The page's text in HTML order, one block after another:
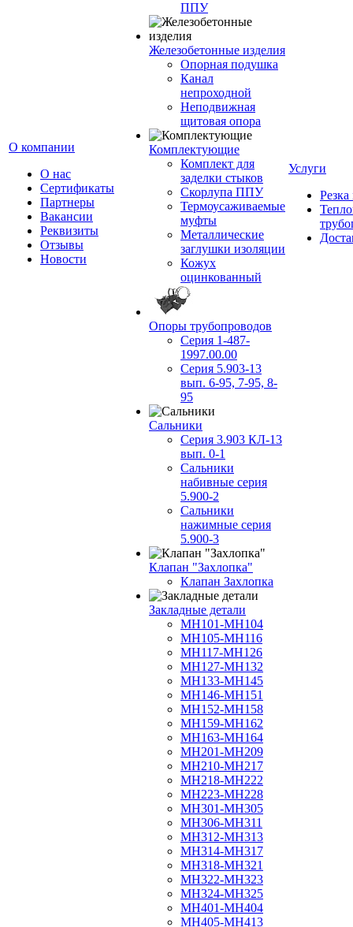
О компании
О нас
Сертификаты
Партнеры
Вакансии
Реквизиты
Отзывы
Новости
ППУ
Железобетонные изделия
Опорная подушка
Канал
непроходной
Неподвижная
щитовая опора
Комплектующие
Комплект для
заделки стыков
Скорлупа ППУ
Термоусаживаемые
муфты
Металлические
заглушки изоляции
Кожух
оцинкованный
Опоры трубопроводов
Серия 1-487-
1997.00.00
Серия 5.903-13
вып. 6-95, 7-95, 8-
95
Сальники
Серия 3.903 КЛ-13
вып. 0-1
Сальники
набивные серия
5.900-2
Сальники
нажимные серия
5.900-3
Клапан "Захлопка"
Клапан Захлопка
Закладные детали
МН101-МН104
МН105-МН116
МН117-МН126
МН127-МН132
МН133-МН145
МН146-МН151
МН152-МН158
МН159-МН162
МН163-МН164
МН201-МН209
МН210-МН217
МН218-МН222
МН223-МН228
МН301-МН305
МН306-МН311
МН312-МН313
МН314-МН317
МН318-МН321
МН322-МН323
МН324-МН325
МН401-МН404
МН405-МН413
Услуги
Резка